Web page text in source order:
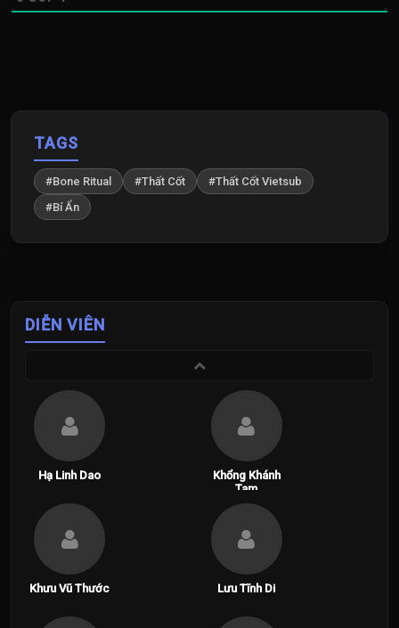
TAGS
#Bone Ritual #Thất Cốt
#Thất Cốt Vietsub
#Bí Ẩn
DIỄN VIÊN
Hạ Linh Dao
Khổng Khánh
Tam
Khưu Vũ Thước Lưu Tĩnh Di